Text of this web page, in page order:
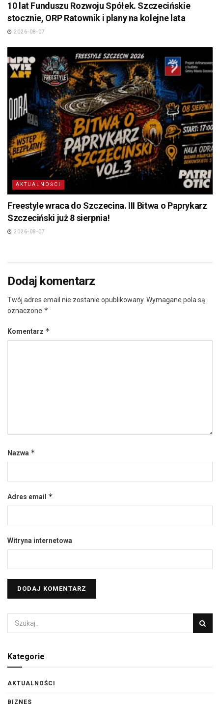
10 lat Funduszu Rozwoju Spółek. Szczecińskie
stocznie, ORP Ratownik i plany na kolejne lata
2026-08-07
AKTUALNOŚCI
Freestyle wraca do Szczecina. III Bitwa o Paprykarz
Szczeciński już 8 sierpnia!
2026-08-07
Dodaj komentarz
Twój adres email nie zostanie opublikowany. Wymagane pola są
oznaczone *
Komentarz *
Nazwa *
Adres email *
Witryna internetowa
Kategorie
AKTUALNOŚCI
BIZNES